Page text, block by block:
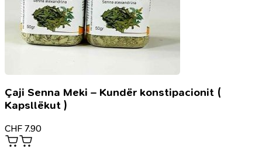
Çaji Senna Meki – Kundër konstipacionit (
Kapsllëkut )
CHF 7.90